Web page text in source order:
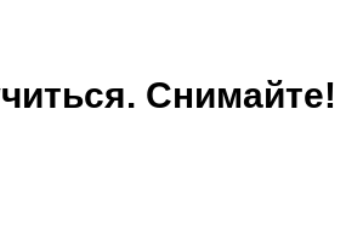
Снимайте!